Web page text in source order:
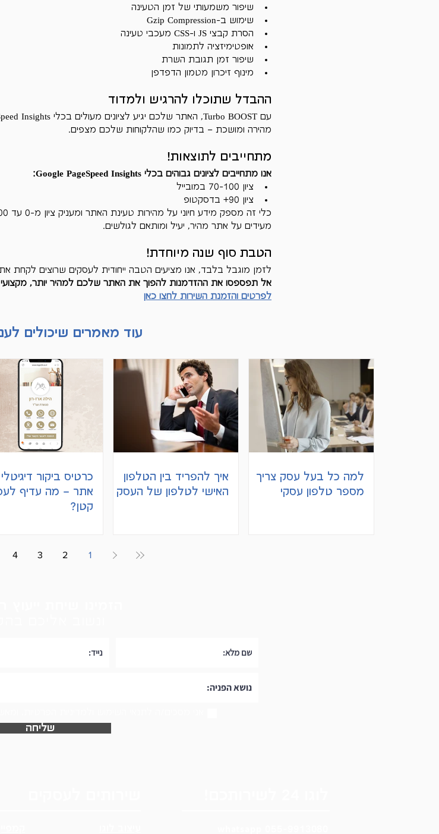
שיפור משמעותי של זמן הטעינה
שימוש ב-Gzip Compression
הסרת קבצי JS ו-CSS מעכבי טעינה
אופטימיזציה לתמונות
שיפור זמן תגובת השרת
מינוף זיכרון מטמון הדפדפן
ההבדל שתוכלו להרגיש ולמדוד
מהירה ומושכת – בדיוק כמו שהלקוחות שלכם מצפים.
מתחייבים לתוצאות!
אנו מתחייבים לציונים גבוהים בכלי Google PageSpeed Insights:
ציון 70-100 במובייל
ציון 90+ בדסקטופ
מעידים על אתר מהיר, יעיל ומותאם לגולשים.
הטבת סוף שנה מיוחדת!
לזמן מוגבל בלבד, אנו מציעים הטבה ייחודית לעסקים שרוצים
אל תפספסו את ההזדמנות להפוך את האתר שלכם למהיר יותר, מקצועי
לפרטים והזמנת השירות לחצו כאן
עוד מאמרים שיכולים
למה כל בעל עסק צריך
מספר טלפון עסקי
איך להפריד בין הטלפון
האישי לטלפון של העסק
כרטיס ביקור
אתר – מה עדיף
קטן?
1
2
3
4
שליחה